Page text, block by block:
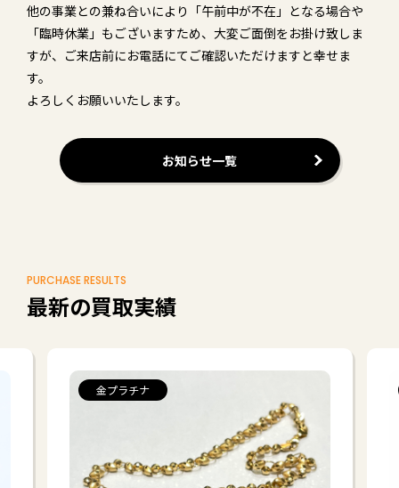
他の事業との兼ね合いにより「午前中が不在」となる場合や
「臨時休業」もございますため、大変ご面倒をお掛け致しま
すが、ご来店前にお電話にてご確認いただけますと幸せま
す。
よろしくお願いいたします。
お知らせ一覧
PURCHASE RESULTS
最新の買取実績
金プラチナ